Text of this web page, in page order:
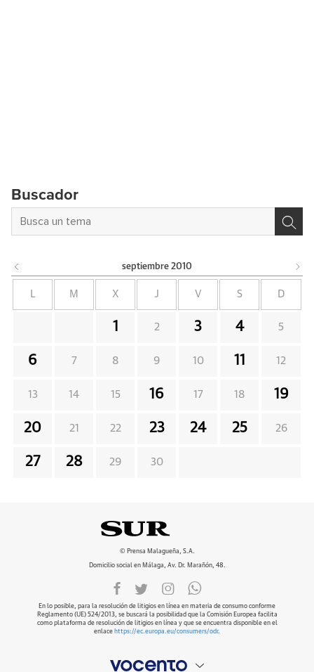
Buscador
septiembre 2010
L M X J V S D
1 2 3 4 5
6 7 8 9 10 11 12
13 14 15 16 17 18 19
20 21 22 23 24 25 26
27 28 29 30
© Prensa Malagueña, S.A.
Domicilio social en Málaga, Av. Dr. Marañón, 48.
En lo posible, para la resolución de litigios en línea en materia de consumo conforme
Reglamento (UE) 524/2013, se buscará la posibilidad que la Comisión Europea facilita
como plataforma de resolución de litigios en línea y que se encuentra disponible en el
enlace https://ec.europa.eu/consumers/odr.